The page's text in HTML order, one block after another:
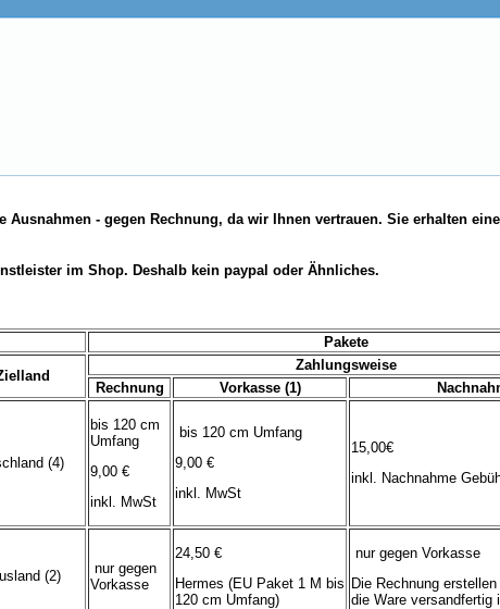
- gegen Rechnung, da wir Ihnen vertrauen. Sie erhalten
im Shop. Deshalb kein paypal oder Ähnliches.
Pakete
Zahlungsweise
Rechnung
Vorkasse (1)
(4)
bis 120 cm
Umfang
9,00 €
inkl. MwSt
bis 120 cm Umfang
9,00 €
inkl. MwSt
15,00€
inkl. Nachnahme
(2)
nur gegen
Vorkasse
24,50 €
Hermes (EU Paket 1 M bis
120 cm Umfang)
nur gegen Vorkasse
Die Rechnung
die Ware versandfertig